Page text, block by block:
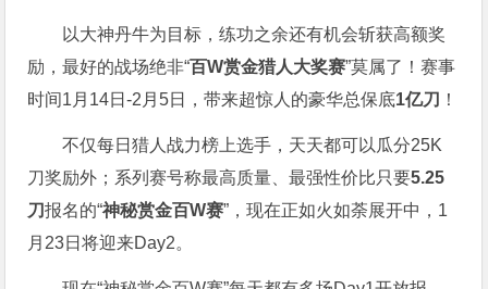
以大神丹牛为目标，练功之余还有机会斩获高额奖
励，最好的战场绝非“百W赏金猎人大奖赛”莫属了！赛事
时间1月14日-2月5日，带来超惊人的豪华总保底1亿刀 ！
不仅每日猎人战力榜上选手，天天都可以瓜分25K
刀奖励外；系列赛号称最高质量、最强性价比只要5.25
刀报名的“神秘赏金百W赛”，现在正如火如荼展开中，1
月23日将迎来Day2。